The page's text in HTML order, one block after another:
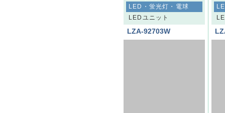
LED・蛍光灯・電球
LEDユニット
LZA-92703W